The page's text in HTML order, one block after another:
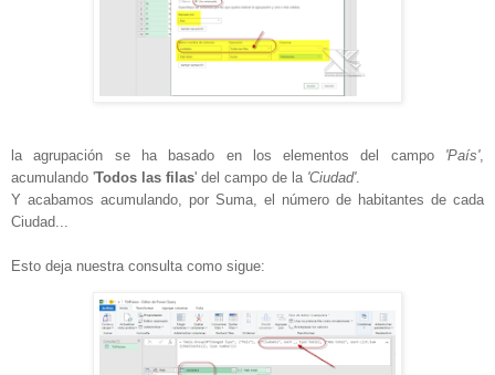
la agrupación se ha basado en los elementos del campo 'País',
acumulando 'Todos las filas' del campo de la 'Ciudad'.
Y acabamos acumulando, por Suma, el número de habitantes de cada
Ciudad...
Esto deja nuestra consulta como sigue: